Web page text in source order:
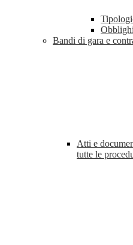
Bandi di gara e
Atti e
tutte le